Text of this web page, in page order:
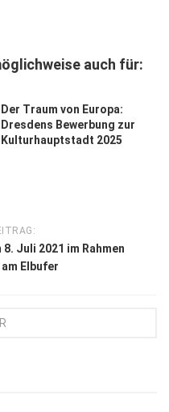
auch für:
Der Traum von Europa:
Dresdens Bewerbung zur
Kulturhauptstadt 2025
Juli 2021 im Rahmen
Elbufer